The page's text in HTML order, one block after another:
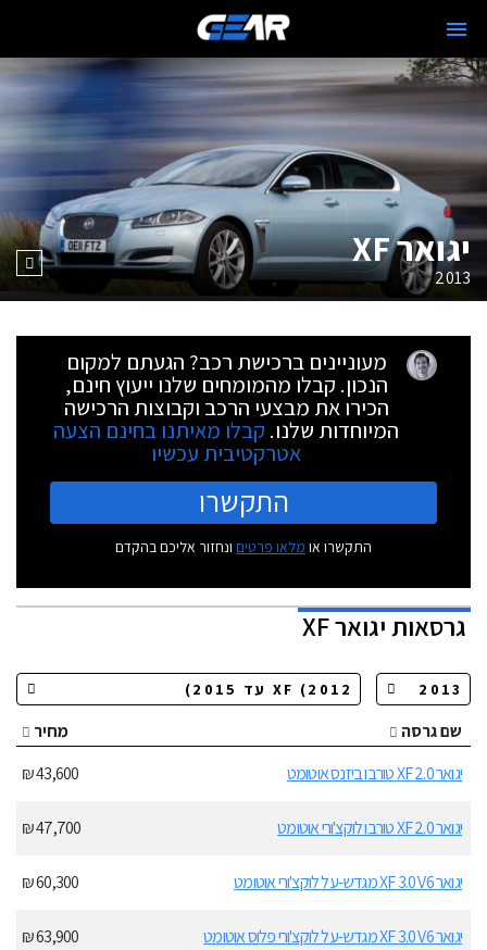
יגואר XF
2013
מעוניינים ברכישת רכב? הגעתם למקום
הנכון. קבלו מהמומחים שלנו ייעוץ חינם,
הכירו את מבצעי הרכב וקבוצות הרכישה
המיוחדות שלנו. קבלו מאיתנו בחינם הצעה
אטרקטיבית עכשיו
התקשרו
התקשרו או מלאו פרטים ונחזור אליכם בהקדם
גרסאותיגואר XF
שם גרסה
מחיר
יגואר XF 2.0 טורבו ביזנס אוטומט
43,600 ₪
יגואר XF 2.0 טורבו לוקצ'ורי אוטומט 47,700 ₪
יגואר XF 3.0 V6 מגדש-על לוקצ'ורי אוטומט 60,300 ₪
יגואר XF 3.0 V6 מגדש-על לוקצ'ורי פלוס אוטומט
63,900 ₪